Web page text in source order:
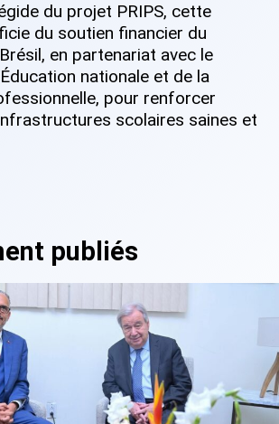
du projet PRIPS, cette
du soutien financier du
en partenariat avec le
nationale et de la
pour renforcer
scolaires saines et
publiés